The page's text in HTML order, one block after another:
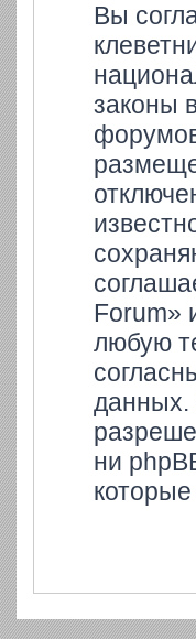
Вы
законы
Forum»
любую
данных.
ни